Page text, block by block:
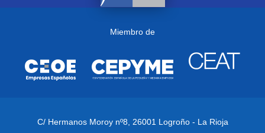
Miembro de
C/ Hermanos Moroy nº8, 26001 Logroño - La Rioja